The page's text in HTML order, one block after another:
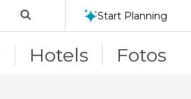
Hotels Fotos
Start Planning